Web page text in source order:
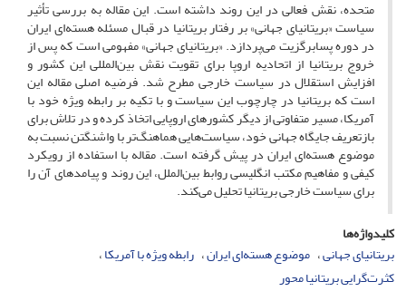
متحده، نقش فعالی در این روند داشته است. این مقاله به بررسی تأثیر
سیاست «بریتانیای جهانی» بر رفتار بریتانیا در قبال مسئله هسته‌ای ایران
در دوره پسابرگزیت می‌پردازد. «بریتانیای جهانی» مفهومی است که پس از
خروج بریتانیا از اتحادیه اروپا برای تقویت نقش بین‌المللی این کشور و
افزایش استقلال در سیاست خارجی مطرح شد. فرضیه اصلی مقاله این
است که بریتانیا در چارچوب این سیاست و با تکیه بر رابطه ویژه خود با
آمریکا، مسیر متفاوتی از دیگر کشورهای اروپایی اتخاذ کرده و در تلاش برای
بازتعریف جایگاه جهانی خود، سیاست‌هایی هماهنگ‌تر با واشنگتن نسبت به
موضوع هسته‌ای ایران در پیش گرفته است. مقاله با استفاده از رویکرد
کیفی و مفاهیم مکتب انگلیسی روابط بین‌الملل، این روند و پیامدهای آن را
برای سیاست خارجی بریتانیا تحلیل می‌کند.
کلیدواژه‌ها
بریتانیای جهانی موضوع هسته‌ای ایران رابطه ویژه با آمریکا
کثرت‌گرایی بریتانیا محور